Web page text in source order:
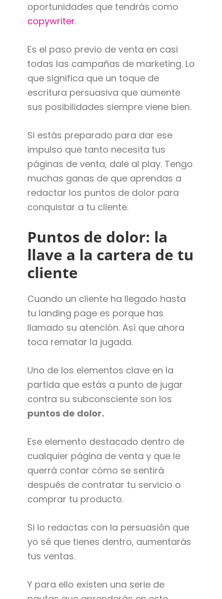
oportunidades que tendrás como
copywriter.
Es el paso previo de venta en casi
todas las campañas de marketing. Lo
que significa que un toque de
escritura persuasiva que aumente
sus posibilidades siempre viene bien.
Si estás preparado para dar ese
impulso que tanto necesita tus
páginas de venta, dale al play. Tengo
muchas ganas de que aprendas a
redactar los puntos de dolor para
conquistar a tu cliente.
Puntos de dolor: la
llave a la cartera de tu
cliente
Cuando un cliente ha llegado hasta
tu landing page es porque has
llamado su atención. Así que ahora
toca rematar la jugada.
Uno de los elementos clave en la
partida que estás a punto de jugar
contra su subconsciente son los
puntos de dolor.
Ese elemento destacado dentro de
cualquier página de venta y que le
querrá contar cómo se sentirá
después de contratar tu servicio o
comprar tu producto.
Si lo redactas con la persuasión que
yo sé que tienes dentro, aumentarás
tus ventas.
Y para ello existen una serie de